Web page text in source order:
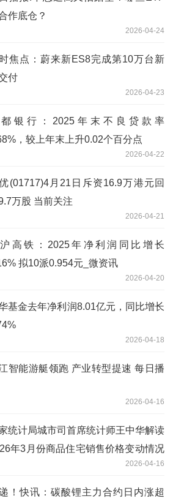
作底仓？
2026-04-24
焦点：蔚来新ES8完成第10万台新
付
2026-04-23
都银行：2025年末不良贷款率
，较上年末上升0.02个百分点
2026-04-22
(01717)4月21日斥资16.9万港元回
万股 当前关注
2026-04-21
高铁：2025年净利润同比增长
拟10派0.954元_微资讯
2026-04-20
基金去年净利润8.01亿元，同比增长
2026-04-18
智能游艇领跑 产业转型提速 每日播
2026-04-16
统计局城市司首席统计师王中华解读
年3月份商品住宅销售价格变动情况
2026-04-16
！快讯：碳酸锂主力合约日内涨超